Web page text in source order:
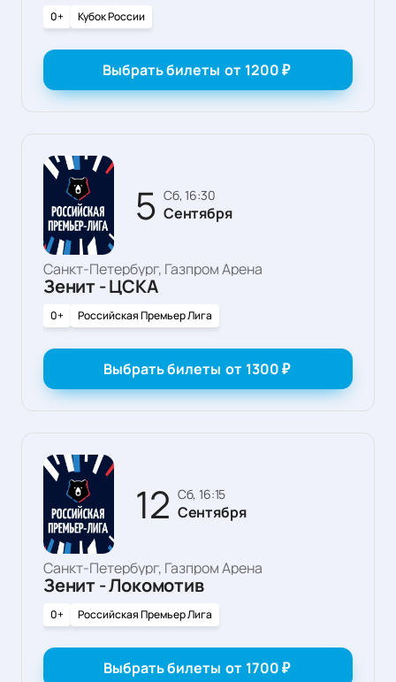
0+ Кубок России
Выбрать билеты от 1200₽
5 сб, 16:30
Сентября
Санкт-Петербург, Газпром Арена
Зенит - ЦСКА
0+ Российская Премьер Лига
Выбрать билеты от 1300₽
12 сб, 16:15
Сентября
Санкт-Петербург, Газпром Арена
Зенит - Локомотив
0+ Российская Премьер Лига
Выбрать билеты от 1700₽